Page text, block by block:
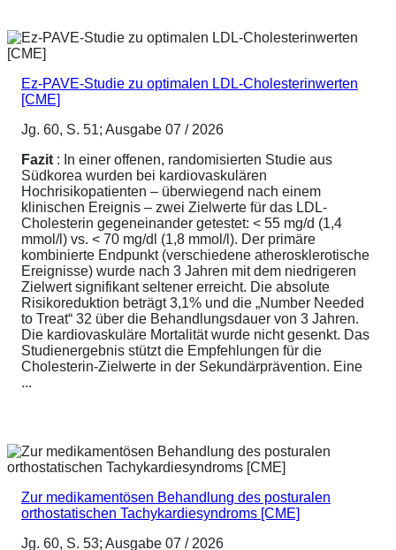
Ez-PAVE-Studie zu optimalen LDL-Cholesterinwerten
[CME]
Jg. 60, S. 51; Ausgabe 07 / 2026
Fazit : In einer offenen, randomisierten Studie aus
Südkorea wurden bei kardiovaskulären
Hochrisikopatienten – überwiegend nach einem
klinischen Ereignis – zwei Zielwerte für das LDL-
Cholesterin gegeneinander getestet: < 55 mg/d (1,4
mmol/l) vs. < 70 mg/dl (1,8 mmol/l). Der primäre
kombinierte Endpunkt (verschiedene atherosklerotische
Ereignisse) wurde nach 3 Jahren mit dem niedrigeren
Zielwert signifikant seltener erreicht. Die absolute
Risikoreduktion beträgt 3,1% und die „Number Needed
to Treat“ 32 über die Behandlungsdauer von 3 Jahren.
Die kardiovaskuläre Mortalität wurde nicht gesenkt. Das
Studienergebnis stützt die Empfehlungen für die
Cholesterin-Zielwerte in der Sekundärprävention. Eine
...
Zur medikamentösen Behandlung des posturalen
orthostatischen Tachykardiesyndroms [CME]
Jg. 60, S. 53; Ausgabe 07 / 2026